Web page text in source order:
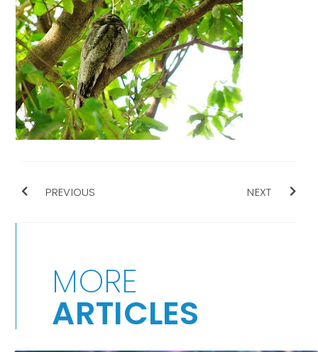
PREVIOUS NEXT
MORE
ARTICLES